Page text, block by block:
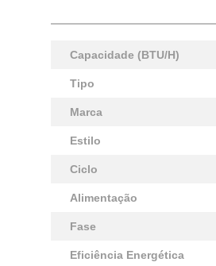
Capacidade (BTU/H)
Tipo
Marca
Estilo
Ciclo
Alimentação
Fase
Eficiência Energética